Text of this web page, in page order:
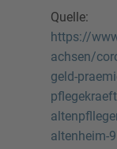
Quelle:
https://
achsen/
geld-
altenheim-